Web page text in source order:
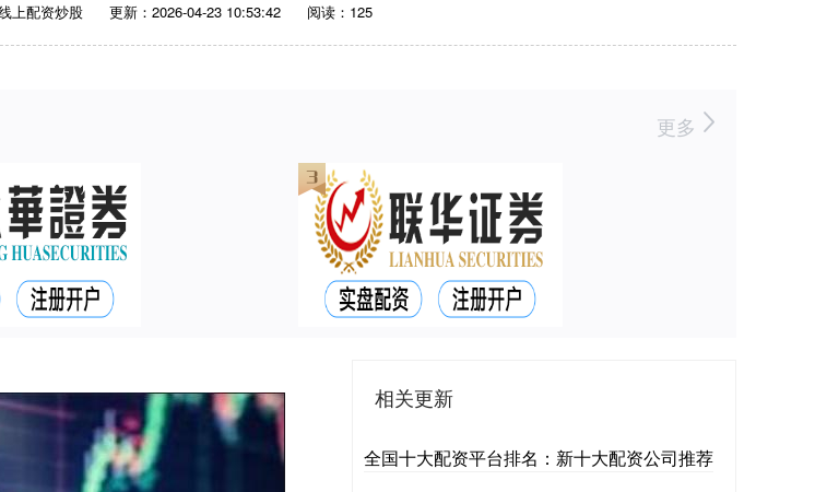
上配资炒股 更新：2026-04-23 10:53:42 阅读：125
更多
相关更新
全国十大配资平台排名：新十大配资公司推荐